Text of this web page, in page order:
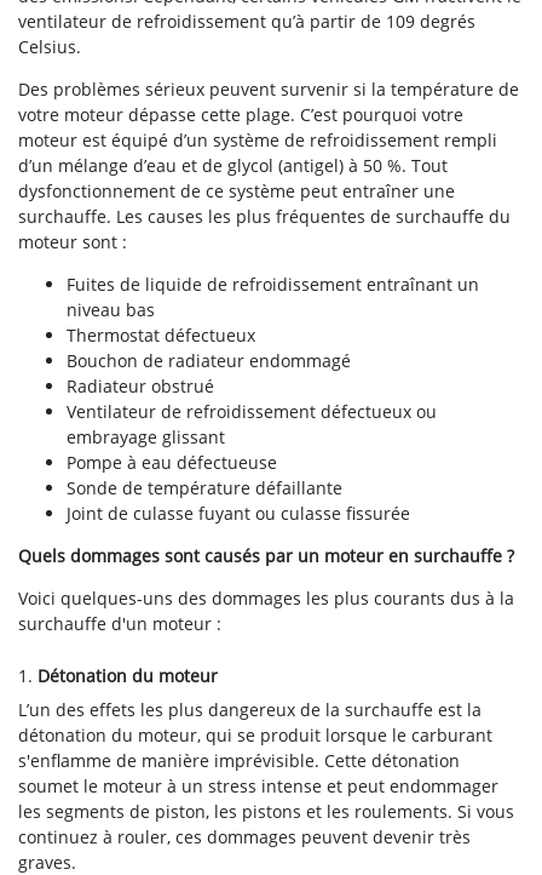
ventilateur de refroidissement qu’à partir de 109 degrés
Celsius.
Des problèmes sérieux peuvent survenir si la température de
votre moteur dépasse cette plage. C’est pourquoi votre
moteur est équipé d’un système de refroidissement rempli
d’un mélange d’eau et de glycol (antigel) à 50 %. Tout
dysfonctionnement de ce système peut entraîner une
surchauffe. Les causes les plus fréquentes de surchauffe du
moteur sont :
Fuites de liquide de refroidissement entraînant un
niveau bas
Thermostat défectueux
Bouchon de radiateur endommagé
Radiateur obstrué
Ventilateur de refroidissement défectueux ou
embrayage glissant
Pompe à eau défectueuse
Sonde de température défaillante
Joint de culasse fuyant ou culasse fissurée
Quels dommages sont causés par un moteur en surchauffe ?
Voici quelques-uns des dommages les plus courants dus à la
surchauffe d'un moteur :
1. Détonation du moteur
L’un des effets les plus dangereux de la surchauffe est la
détonation du moteur, qui se produit lorsque le carburant
s'enflamme de manière imprévisible. Cette détonation
soumet le moteur à un stress intense et peut endommager
les segments de piston, les pistons et les roulements. Si vous
continuez à rouler, ces dommages peuvent devenir très
graves.